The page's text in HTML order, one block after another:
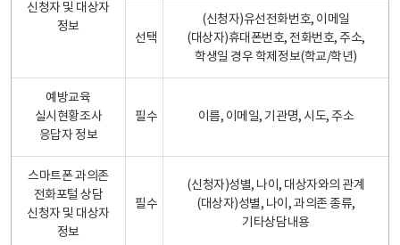
신청자 및 대상자
정보
선택
(신청자)유선전화번호, 이메일
(대상자)휴대폰번호, 전화번호, 주소,
학생일 경우 학제정보(학교/학년)
예방교육
실시현황조사
응답자 정보
필수 이름, 이메일, 기관명, 시도, 주소
스마트폰 과의존
전화포털 상담
신청자 및 대상자
정보
필수
(신청자)성별, 나이, 대상자와의 관계
(대상자)성별, 나이, 과의존 종류,
기타상담내용